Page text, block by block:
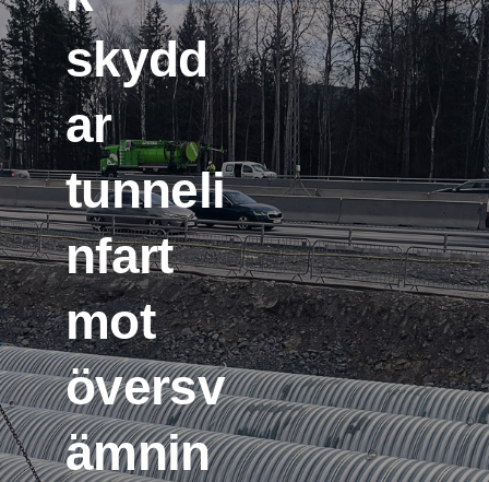
skydd
ar
tunneli
nfart
mot
översv
ämnin